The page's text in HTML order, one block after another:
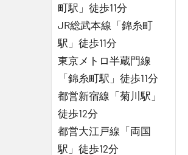
町駅」徒歩11分
JR総武本線「錦糸町
駅」徒歩11分
東京メトロ半蔵門線
「錦糸町駅」徒歩11分
都営新宿線「菊川駅」
徒歩12分
都営大江戸線「両国
駅」徒歩12分